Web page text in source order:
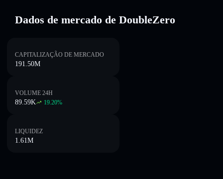
Dados de mercado de DoubleZero
CAPITALIZAÇÃO DE MERCADO
191.50M
VOLUME 24H
89.59K 19.20%
LIQUIDEZ
1.61M